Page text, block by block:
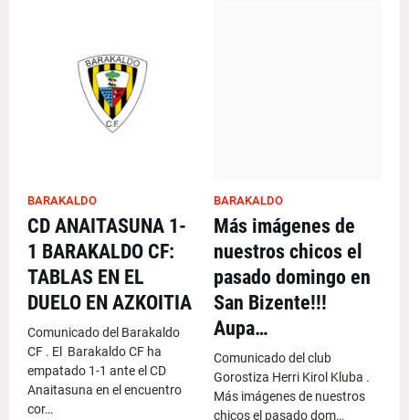
BARAKALDO
CD ANAITASUNA 1-
1 BARAKALDO CF:
TABLAS EN EL
DUELO EN AZKOITIA
Comunicado del Barakaldo
CF . El Barakaldo CF ha
empatado 1-1 ante el CD
Anaitasuna en el encuentro
cor…
BARAKALDO
Más imágenes de
nuestros chicos el
pasado domingo en
San Bizente!!!
Aupa…
Comunicado del club
Gorostiza Herri Kirol Kluba .
Más imágenes de nuestros
chicos el pasado dom…